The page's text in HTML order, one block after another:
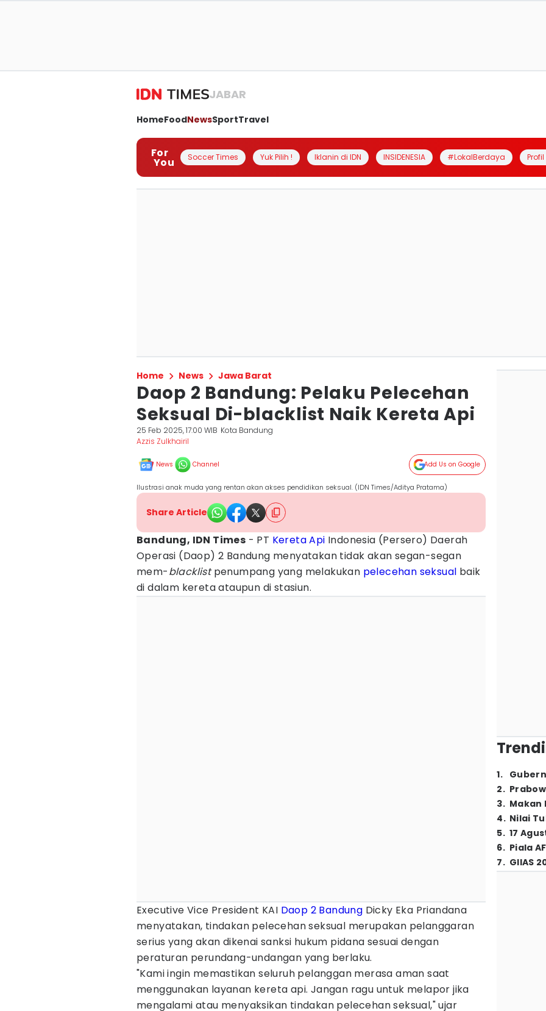
JABAR
HomeFoodNewsSportTravel
For
You Soccer Times Yuk Pilih ! Iklanin di IDN INSIDENESIA #LokalBerdaya
Home News Jawa Barat
Daop 2 Bandung: Pelaku Pelecehan
Seksual Di-blacklist Naik Kereta Api
25 Feb 2025, 17:00 WIB Kota Bandung
Azzis Zulkhairil
News Channel Add Us on Google
Ilustrasi anak muda yang rentan akan akses pendidikan seksual. (IDN Times/Aditya Pratama)
Share Article
Bandung, IDN Times - PT Kereta Api Indonesia (Persero) Daerah
Operasi (Daop) 2 Bandung menyatakan tidak akan segan-segan
mem-blacklistpenumpang yang melakukan pelecehan seksual baik
di dalam kereta ataupun di stasiun.
Executive Vice President KAI Daop 2 Bandung Dicky Eka Priandana
menyatakan, tindakan pelecehan seksual merupakan pelanggaran
serius yang akan dikenai sanksi hukum pidana sesuai dengan
peraturan perundang-undangan yang berlaku.
"Kami ingin memastikan seluruh pelanggan merasa aman saat
menggunakan layanan kereta api. Jangan ragu untuk melapor jika
mengalami atau menyaksikan tindakan pelecehan seksual," ujar
1.
2.
3. Makan
4. Nilai
5. 17
6. Piala
7. GIIAS